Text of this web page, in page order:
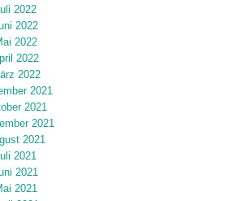
2022
2022
2022
2022
2022
2021
2021
2021
2021
2021
2021
2021